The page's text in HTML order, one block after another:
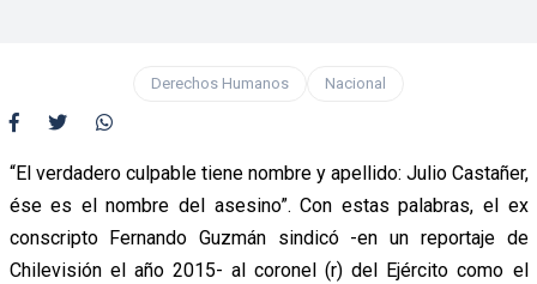
Derechos Humanos Nacional
“El verdadero culpable tiene nombre y apellido: Julio Castañer,
ése es el nombre del asesino”. Con estas palabras, el ex
conscripto Fernando Guzmán sindicó -en un reportaje de
Chilevisión el año 2015- al coronel (r) del Ejército como el